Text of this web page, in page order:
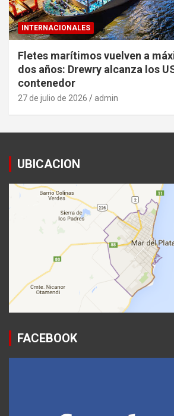
INTERNACIONALES
Fletes marítimos vuelven a
dos años: Drewry alcanza los
contenedor
27 de julio de 2026 admin
UBICACION
FACEBOOK